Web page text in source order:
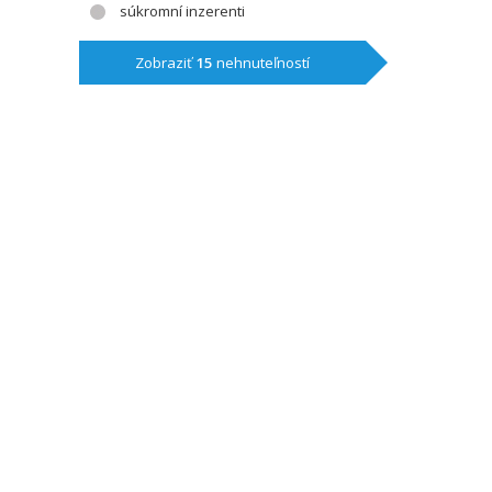
súkromní inzerenti
Zobraziť15 nehnuteľností